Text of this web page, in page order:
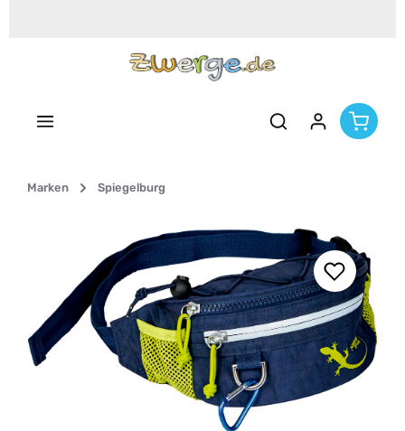
Marken Spiegelburg
Bildergalerie überspringen